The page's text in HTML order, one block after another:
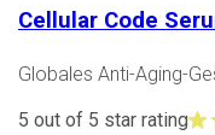
Cellular Code
Globales Anti-Aging-
5 out of 5 star rating